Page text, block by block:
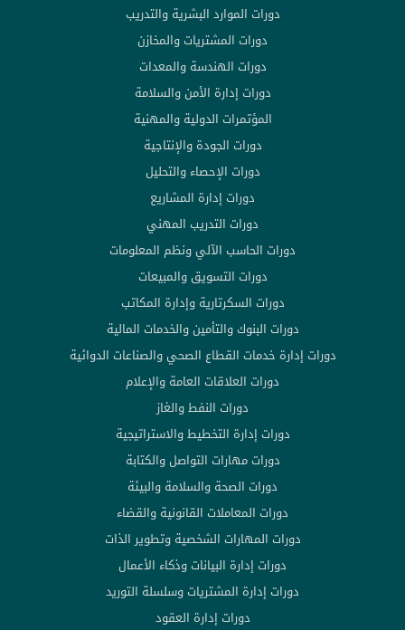
دورات الموارد البشرية والتدريب
دورات المشتريات والمخازن
دورات الهندسة والمعدات
دورات إدارة الأمن والسلامة
المؤتمرات الدولية والمهنية
دورات الجودة والإنتاجية
دورات الإحصاء والتحليل
دورات إدارة المشاريع
دورات التدريب المهني
دورات الحاسب الآلي ونظم المعلومات
دورات التسويق والمبيعات
دورات السكرتارية وإدارة المكاتب
دورات البنوك والتأمين والخدمات المالية
دورات إدارة خدمات القطاع الصحي والصناعات الدوائية
دورات العلاقات العامة والإعلام
دورات النفط والغاز
دورات إدارة التخطيط والاستراتيجية
دورات مهارات التواصل والكتابة
دورات الصحة والسلامة والبيئة
دورات المعاملات القانونية والقضاء
دورات المهارات الشخصية وتطوير الذات
دورات إدارة البيانات وذكاء الأعمال
دورات إدارة المشتريات وسلسلة التوريد
دورات إدارة العقود